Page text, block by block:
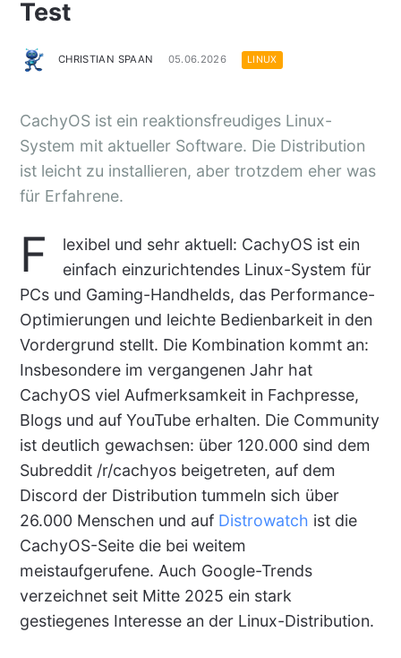
Test
CHRISTIAN SPAAN 05.06.2026 LINUX
CachyOS ist ein reaktionsfreudiges Linux-
System mit aktueller Software. Die Distribution
ist leicht zu installieren, aber trotzdem eher was
für Erfahrene.
F
lexibel und sehr aktuell: CachyOS ist ein
einfach einzurichtendes Linux-System für
PCs und Gaming-Handhelds, das Performance-
Optimierungen und leichte Bedienbarkeit in den
Vordergrund stellt. Die Kombination kommt an:
Insbesondere im vergangenen Jahr hat
CachyOS viel Aufmerksamkeit in Fachpresse,
Blogs und auf YouTube erhalten. Die Community
ist deutlich gewachsen: über 120.000 sind dem
Subreddit /r/cachyos beigetreten, auf dem
Discord der Distribution tummeln sich über
26.000 Menschen und auf Distrowatch ist die
CachyOS-Seite die bei weitem
meistaufgerufene. Auch Google-Trends
verzeichnet seit Mitte 2025 ein stark
gestiegenes Interesse an der Linux-Distribution.